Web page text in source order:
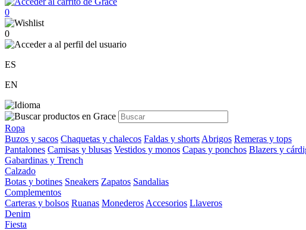
0
0
ES
EN
Ropa
Buzos y sacos Chaquetas y chalecos Faldas y shorts Abrigos Remeras y tops
Pantalones Camisas y blusas Vestidos y monos Capas y ponchos Blazers y
Gabardinas y Trench
Calzado
Botas y botines Sneakers Zapatos Sandalias
Complementos
Carteras y bolsos Ruanas Monederos Accesorios Llaveros
Denim
Fiesta